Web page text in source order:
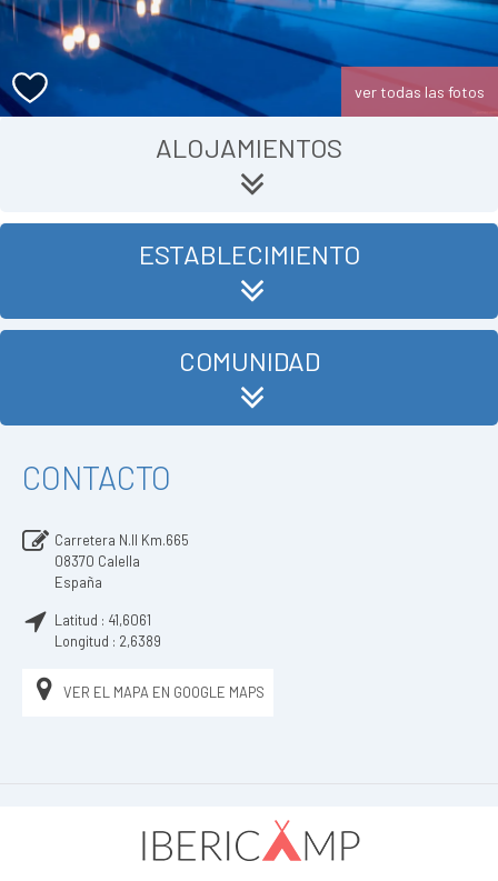
ver todas las fotos
ALOJAMIENTOS
ESTABLECIMIENTO
COMUNIDAD
CONTACTO
Carretera N.II Km.665
08370 Calella
España
Latitud : 41,6061
Longitud : 2,6389
VER EL MAPA EN GOOGLE MAPS